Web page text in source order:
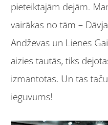
pieteiktajām dejām.
vairākas no tām –
Andževas un Lienes
aizies tautās, tiks
izmantotas. Un tas
ieguvums!